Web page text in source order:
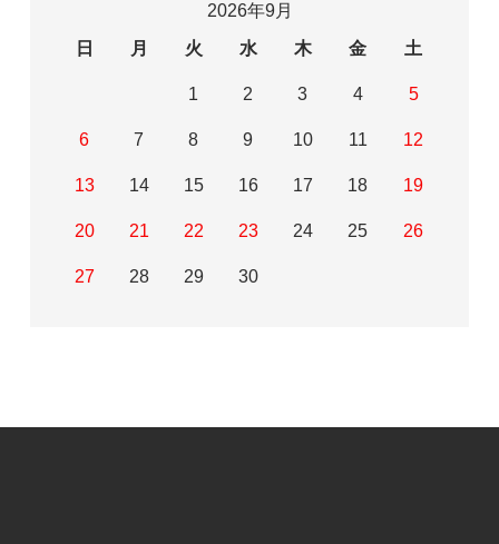
2026年9月
日
月 火 水 木 金 土
1 2 3 4 5
6 7 8 9 10 11 12
13 14 15 16 17 18 19
20 21 22 23 24 25 26
27 28 29 30